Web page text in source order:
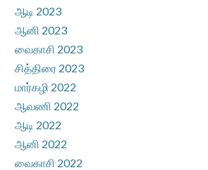
ஆடி 2023
ஆனி 2023
வைகாசி 2023
சித்திரை 2023
மார்கழி 2022
ஆவணி 2022
ஆடி 2022
ஆனி 2022
வைகாசி 2022